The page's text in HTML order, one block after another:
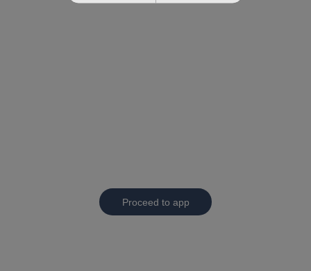
Proceed to app